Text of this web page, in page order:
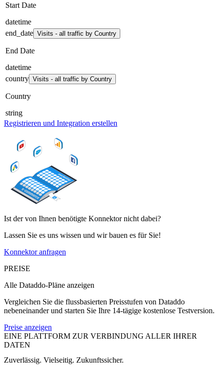
Start Date
datetime
end_date Visits - all traffic by Country
End Date
datetime
country Visits - all traffic by Country
Country
string
Registrieren und Integration erstellen
Ist der von Ihnen benötigte Konnektor nicht dabei?
Lassen Sie es uns wissen und wir bauen es für Sie!
Konnektor anfragen
PREISE
Alle Dataddo-Pläne anzeigen
Vergleichen Sie die flussbasierten Preisstufen von Dataddo
nebeneinander und starten Sie Ihre 14-tägige kostenlose Testversion.
Preise anzeigen
EINE PLATTFORM ZUR VERBINDUNG ALLER IHRER
DATEN
Zuverlässig. Vielseitig. Zukunftssicher.